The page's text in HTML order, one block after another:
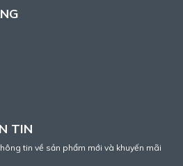
TIN
tin về sản phẩm mới và khuyến mãi